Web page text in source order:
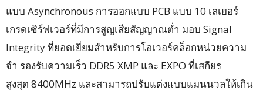
แบบ Asynchronous การออกแบบ PCB แบบ 10 เลเยอร์
เกรดเซิร์ฟเวอร์ที่มีการสูญเสียสัญญาณต่ำ มอบ Signal
Integrity ที่ยอดเยี่ยมสำหรับการโอเวอร์คล็อกหน่วยความ
จำ รองรับความเร็ว DDR5 XMP และ EXPO ที่เสถียร
สูงสุด 8400MHz และสามารถปรับแต่งแบบแมนนวลให้เกิน